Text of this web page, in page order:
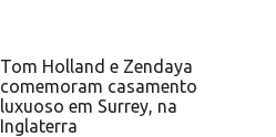
Tom Holland e Zendaya
comemoram casamento
luxuoso em Surrey, na
Inglaterra